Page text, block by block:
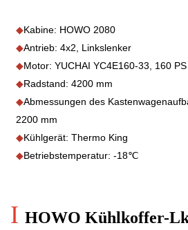
◆Kabine: HOWO 2080
◆Antrieb: 4x2, Linkslenker
◆Motor: YUCHAI YC4E160-33, 160 PS
◆Radstand: 4200 mm
◆Abmessungen des
2200 mm
◆Kühlgerät: Thermo King
◆Betriebstemperatur: -18℃
I HOWO Kühlkoffer-